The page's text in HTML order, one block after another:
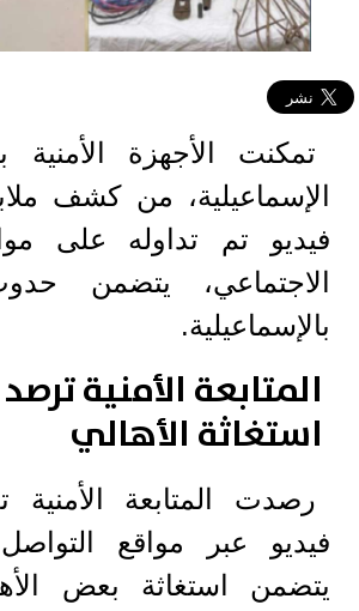
تمكنت الأجهزة الأمنية
الإسماعيلية، من كشف
فيديو تم تداوله على
الاجتماعي، يتضمن
بالإسماعيلية.
المتابعة الأمنية
استغاثة الأهالي
رصدت المتابعة
فيديو عبر مواقع التواصل
يتضمن استغاثة بعض